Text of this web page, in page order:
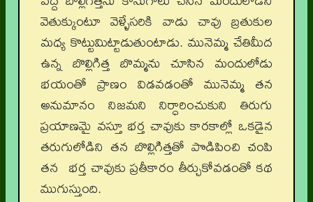
వెతుక్కుంటూ వెళ్ళేసరికి వాడు చావు బ్రతుకుల
మధ్య కొట్టుమిట్టాడుతుంటాడు. మునెమ్మ చేతిమీద
ఉన్న బొల్లిగిత్త బొమ్మను చూసిన మందులోడు
భయంతో ప్రాణం విడవడంతో మునెమ్మ తన
అనుమానం నిజమని నిర్ధారించుకుని తిరుగు
ప్రయాణమై వస్తూ భర్త చావుకు కారకాల్లో ఒకడైన
తరుగులోడిని తన బొల్లిగిత్తతో పొడిపించి చంపి
తన భర్త చావుకు ప్రతీకారం తీర్చుకోవడంతో కథ
ముగుస్తుంది.